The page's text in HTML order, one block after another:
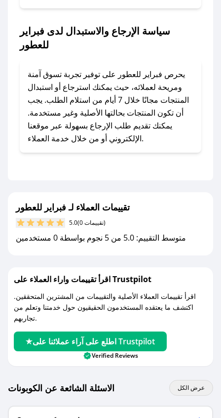
المفضل؟
مراسلتنا مباشرة وسنعمل على توفير الكوبونات في
أسرع وقت ممكن.
### كيف تحصل على كوبونات خصم حصرية من
فبراير للعطور؟
للحصول على كوبونات وخصومات حصرية، قم بما
يلي:
- اضغط على أيقونة متابعة لمتجر فبراير للعطور في
تطبيق صحصح.
مع صحصح، تسوق بذكاء ووفّر على كل مشترياتك مع
سياسة الإرجاع والاستبدال لدى فبراير
للعطور
يحرص فبراير للعطور على توفير تجربة تسوق آمنة
ومريحة لعملائه، حيث يمكنك استرجاع أو استبدال
المنتجات مجانًا خلال 7 أيام من استلام الطلب. يجب
أن تكون المنتجات بحالتها الأصلية وغير مستخدمة.
يمكنك تقديم طلب الإرجاع بسهولة عبر موقعنا
الإلكتروني أو من خلال خدمة العملاء.
تقييمات العملاء لـ فبراير للعطور
5.0 (0 تقييمات)
متوسط التقييم: 5.0 من 5 نجوم بواسطة 0 مستخدمين
اقرأ تقييمات واراء العملاء على Trustpilot
اقرأ تقييمات العملاء الأصلية والتقييمات من المشترين المتحققين.
اكتشف ما يعتقده المستخدمون الحقيقيون حول خدمتنا وتعلم من
تجاربهم.
اطلع على آراء عملائنا على Trustpilot
Verified Reviews
الاسئلة الشائعة عن الكوبونات عرض الكل